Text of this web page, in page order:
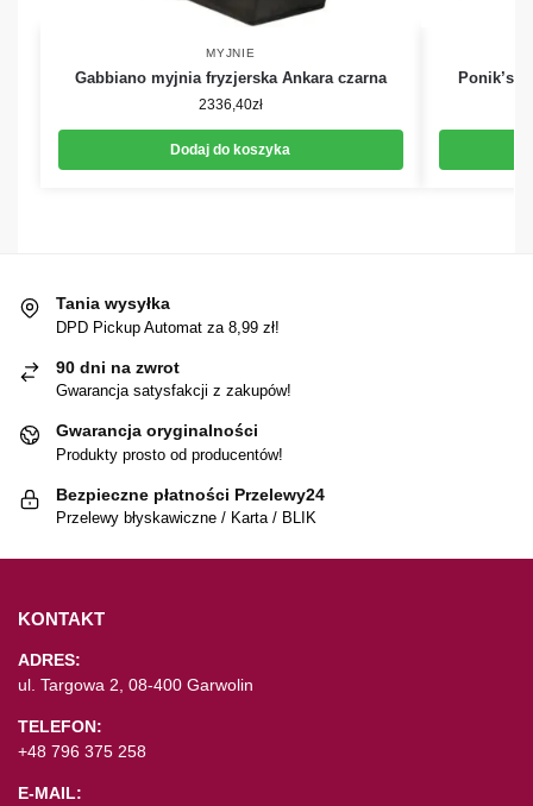
MYJNIE
Gabbiano myjnia fryzjerska Ankara czarna
2336,40zł
Dodaj do koszyka
Ponik’s
Tania wysyłka
DPD Pickup Automat za 8,99 zł!
90 dni na zwrot
Gwarancja satysfakcji z zakupów!
Gwarancja oryginalności
Produkty prosto od producentów!
Bezpieczne płatności Przelewy24
Przelewy błyskawiczne / Karta / BLIK
KONTAKT
ADRES:
ul. Targowa 2, 08-400 Garwolin
TELEFON:
+48 796 375 258
E-MAIL: